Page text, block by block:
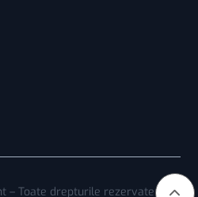
– Toate drepturile rezervate |